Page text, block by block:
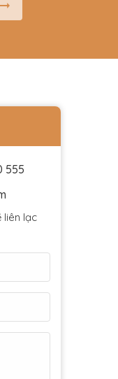
555
liên lạc